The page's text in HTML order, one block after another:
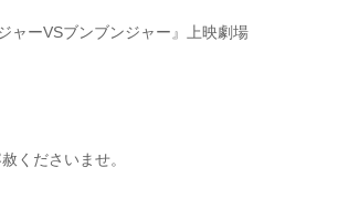
ャーVSブンブンジャー』上映劇場
くださいませ。